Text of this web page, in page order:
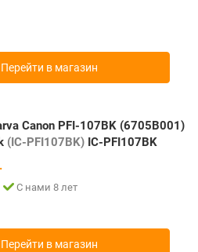
Перейти в магазин
Canon PFI-107BK (6705B001)
(IC-PFI107BK) IC-PFI107BK
С нами 8 лет
Перейти в магазин